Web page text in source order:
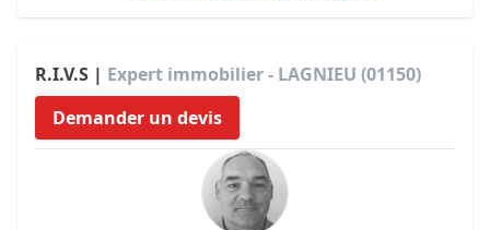
R.I.V.S | Expert immobilier - LAGNIEU (01150)
Demander un devis